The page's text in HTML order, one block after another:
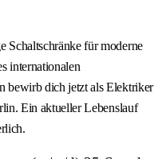
Schaltschränke für moderne
internationalen
bewirb dich jetzt als Elektriker
Ein aktueller Lebenslauf